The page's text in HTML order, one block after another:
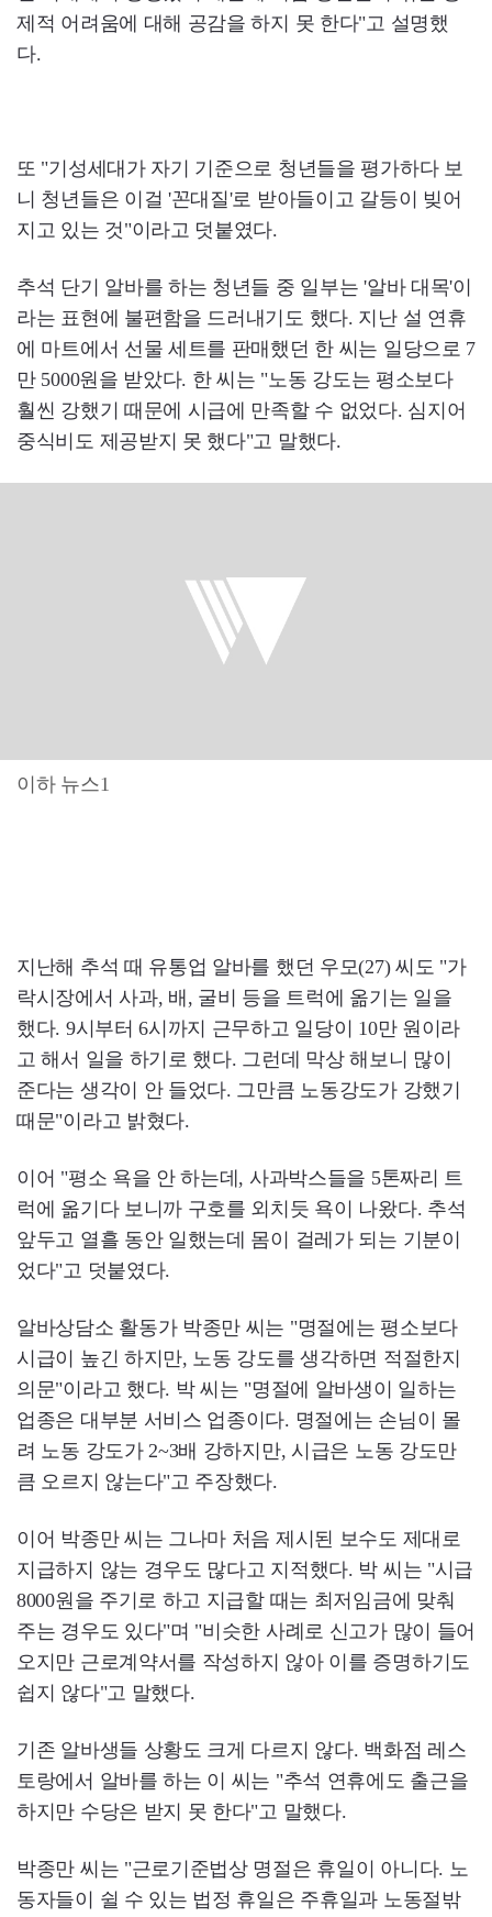
제적 어려움에 대해 공감을 하지 못 한다"고 설명했
다.
또 "기성세대가 자기 기준으로 청년들을 평가하다 보
니 청년들은 이걸 '꼰대질'로 받아들이고 갈등이 빚어
지고 있는 것"이라고 덧붙였다.
추석 단기 알바를 하는 청년들 중 일부는 '알바 대목'이
라는 표현에 불편함을 드러내기도 했다. 지난 설 연휴
에 마트에서 선물 세트를 판매했던 한 씨는 일당으로 7
만 5000원을 받았다. 한 씨는 "노동 강도는 평소보다
훨씬 강했기 때문에 시급에 만족할 수 없었다. 심지어
중식비도 제공받지 못 했다"고 말했다.
이하 뉴스1
지난해 추석 때 유통업 알바를 했던 우모(27) 씨도 "가
락시장에서 사과, 배, 굴비 등을 트럭에 옮기는 일을
했다. 9시부터 6시까지 근무하고 일당이 10만 원이라
고 해서 일을 하기로 했다. 그런데 막상 해보니 많이
준다는 생각이 안 들었다. 그만큼 노동강도가 강했기
때문"이라고 밝혔다.
이어 "평소 욕을 안 하는데, 사과박스들을 5톤짜리 트
럭에 옮기다 보니까 구호를 외치듯 욕이 나왔다. 추석
앞두고 열흘 동안 일했는데 몸이 걸레가 되는 기분이
었다"고 덧붙였다.
알바상담소 활동가 박종만 씨는 "명절에는 평소보다
시급이 높긴 하지만, 노동 강도를 생각하면 적절한지
의문"이라고 했다. 박 씨는 "명절에 알바생이 일하는
업종은 대부분 서비스 업종이다. 명절에는 손님이 몰
려 노동 강도가 2~3배 강하지만, 시급은 노동 강도만
큼 오르지 않는다"고 주장했다.
이어 박종만 씨는 그나마 처음 제시된 보수도 제대로
지급하지 않는 경우도 많다고 지적했다. 박 씨는 "시급
8000원을 주기로 하고 지급할 때는 최저임금에 맞춰
주는 경우도 있다"며 "비슷한 사례로 신고가 많이 들어
오지만 근로계약서를 작성하지 않아 이를 증명하기도
쉽지 않다"고 말했다.
기존 알바생들 상황도 크게 다르지 않다. 백화점 레스
토랑에서 알바를 하는 이 씨는 "추석 연휴에도 출근을
하지만 수당은 받지 못 한다"고 말했다.
박종만 씨는 "근로기준법상 명절은 휴일이 아니다. 노
동자들이 쉴 수 있는 법정 휴일은 주휴일과 노동절밖